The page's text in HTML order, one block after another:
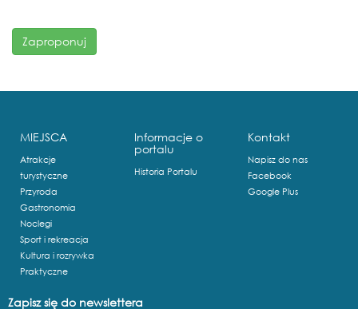
MIEJSCA
Atrakcje
turystyczne
Przyroda
Gastronomia
Noclegi
Sport i rekreacja
Kultura i rozrywka
Praktyczne
Informacje o
portalu
Historia Portalu
Kontakt
Napisz do nas
Facebook
Google Plus
Zapisz się do newslettera